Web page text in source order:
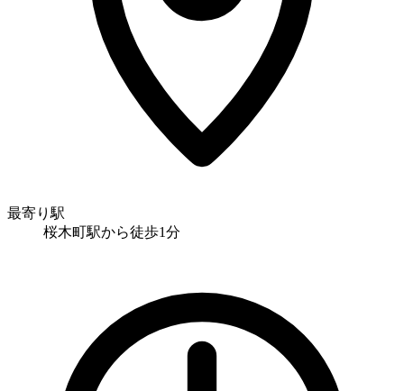
最寄り駅
桜木町駅から徒歩1分